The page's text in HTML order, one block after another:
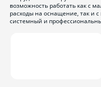
возможность работать как с
расходы на оснащение, так и
системный и